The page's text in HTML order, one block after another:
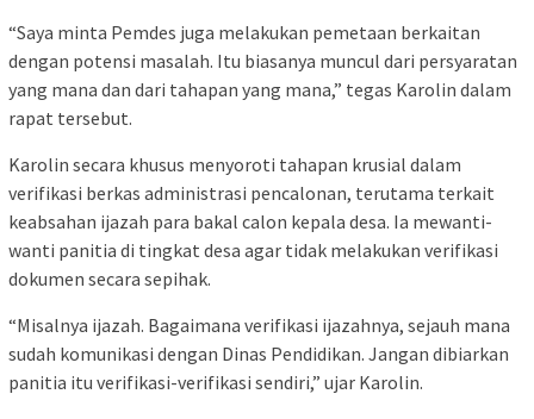
“Saya minta Pemdes juga melakukan pemetaan berkaitan
dengan potensi masalah. Itu biasanya muncul dari persyaratan
yang mana dan dari tahapan yang mana,” tegas Karolin dalam
rapat tersebut.
Karolin secara khusus menyoroti tahapan krusial dalam
verifikasi berkas administrasi pencalonan, terutama terkait
keabsahan ijazah para bakal calon kepala desa. Ia mewanti-
wanti panitia di tingkat desa agar tidak melakukan verifikasi
dokumen secara sepihak.
“Misalnya ijazah. Bagaimana verifikasi ijazahnya, sejauh mana
sudah komunikasi dengan Dinas Pendidikan. Jangan dibiarkan
panitia itu verifikasi-verifikasi sendiri,” ujar Karolin.